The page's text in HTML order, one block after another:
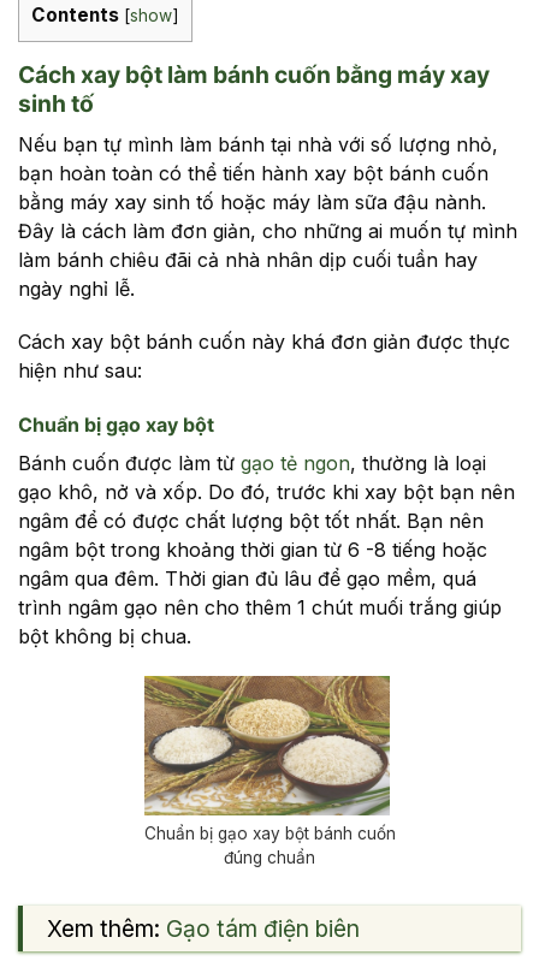
Contents [show]
Cách xay bột làm bánh cuốn bằng máy xay
sinh tố
Nếu bạn tự mình làm bánh tại nhà với số lượng nhỏ,
bạn hoàn toàn có thể tiến hành xay bột bánh cuốn
bằng máy xay sinh tố hoặc máy làm sữa đậu nành.
Đây là cách làm đơn giản, cho những ai muốn tự mình
làm bánh chiêu đãi cả nhà nhân dịp cuối tuần hay
ngày nghỉ lễ.
Cách xay bột bánh cuốn này khá đơn giản được thực
hiện như sau:
Chuẩn bị gạo xay bột
Bánh cuốn được làm từ gạo tẻ ngon, thường là loại
gạo khô, nở và xốp. Do đó, trước khi xay bột bạn nên
ngâm để có được chất lượng bột tốt nhất. Bạn nên
ngâm bột trong khoảng thời gian từ 6 -8 tiếng hoặc
ngâm qua đêm. Thời gian đủ lâu để gạo mềm, quá
trình ngâm gạo nên cho thêm 1 chút muối trắng giúp
bột không bị chua.
Chuẩn bị gạo xay bột bánh cuốn
đúng chuẩn
Xem thêm: Gạo tám điện biên